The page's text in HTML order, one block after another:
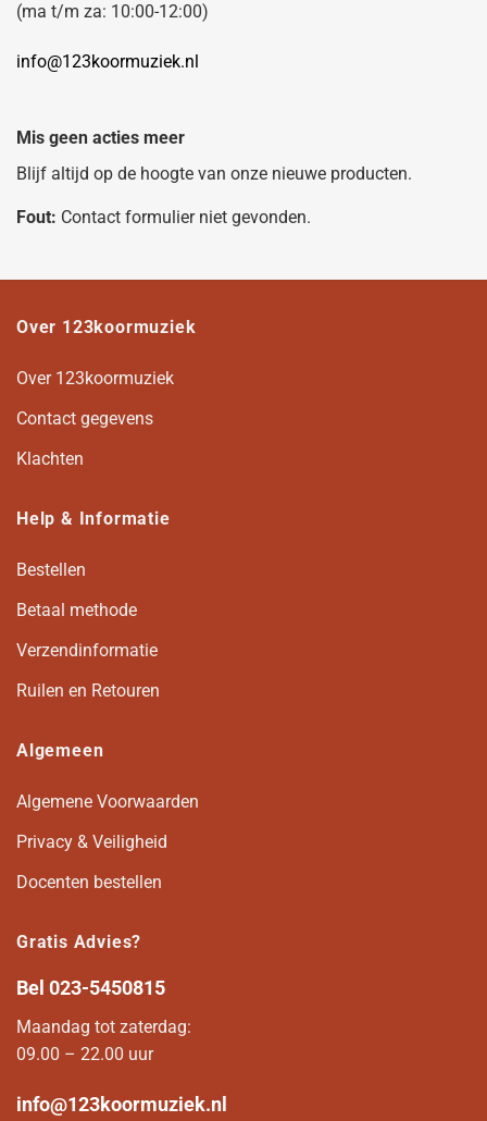
(ma t/m za: 10:00-12:00)
info@123koormuziek.nl
Mis geen acties meer
Blijf altijd op de hoogte van onze nieuwe producten.
Fout: Contact formulier niet gevonden.
Over 123koormuziek
Over 123koormuziek
Contact gegevens
Klachten
Help & Informatie
Bestellen
Betaal methode
Verzendinformatie
Ruilen en Retouren
Algemeen
Algemene Voorwaarden
Privacy & Veiligheid
Docenten bestellen
Gratis Advies?
Bel 023-5450815
Maandag tot zaterdag:
09.00 – 22.00 uur
info@123koormuziek.nl